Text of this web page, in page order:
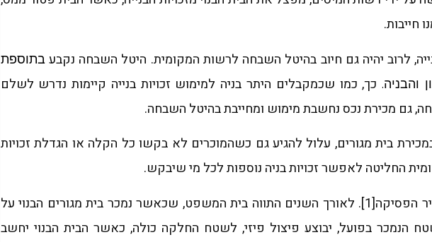
חייבות.
לרוב יהיה גם חיוב בהיטל השבחה לרשות המקומית. היטל השבחה נקבעבתוספת
והבניה.כך, כמו שכמקבלים היתר בניה למימוש זכויות בנייה קיימות נדרש לשלם
בית מגורים, עלול להגיע גם כשהמוכרים לא בקשו כל הקלה או הגדלת זכויות
החליטה לאפשר זכויות בניה נוספות לכל מי שיבקש.
"הפיצול הפיזי" הוא יציר הפסיקה[1]. לאורך השנים התווה בית המשפט, שכאשר נמכר בית מגורים הבנוי על
הנמכר בפועל, יבוצע פיצול פיזי, לשטח החלקה כולה, כאשר הבית הבנוי יחשב